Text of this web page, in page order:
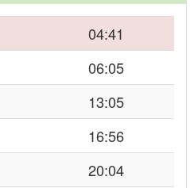
04:41
06:05
13:05
16:56
20:04